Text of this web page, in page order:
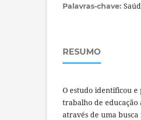
Palavras-chave:
RESUMO
O estudo identificou
trabalho de
através de uma busca